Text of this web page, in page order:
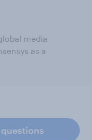
media
as a